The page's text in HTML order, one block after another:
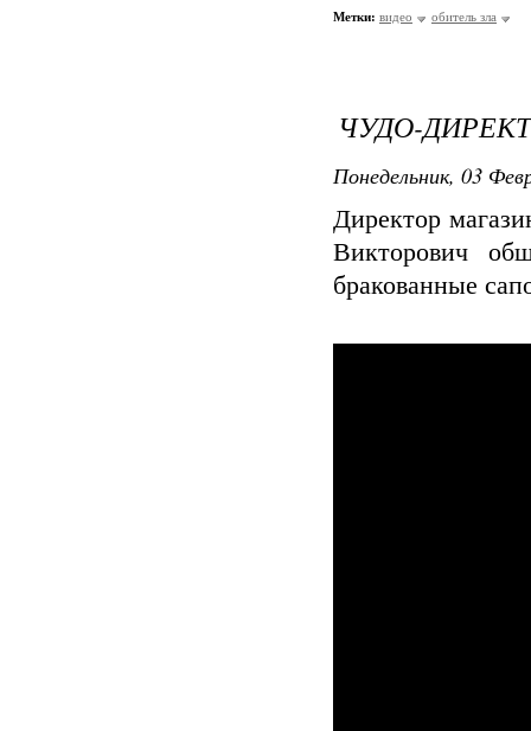
Метки: видео обитель зла
ЧУДО-
Понедельник, 03
Директор
Викторович
бракованные